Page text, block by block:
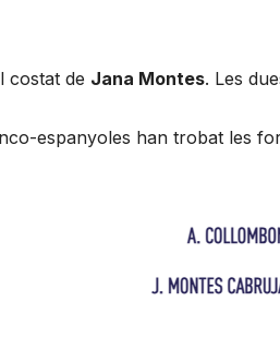
costat de Jana Montes. Les
espanyoles han trobat les